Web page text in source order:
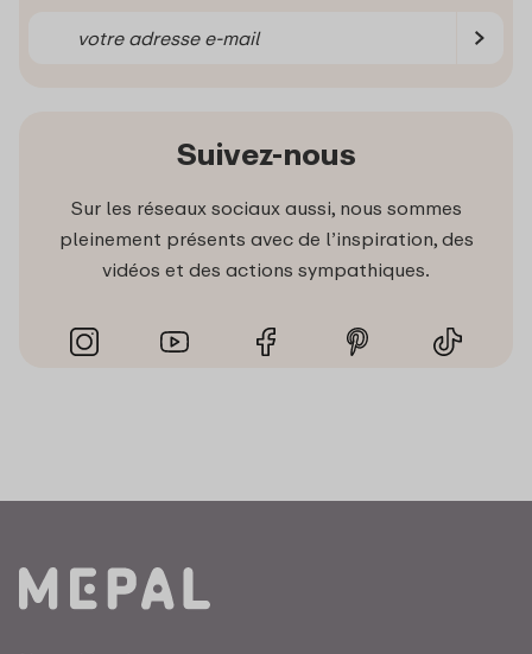
Suivez-nous
Sur les réseaux sociaux aussi, nous sommes
pleinement présents avec de l’inspiration, des
vidéos et des actions sympathiques.